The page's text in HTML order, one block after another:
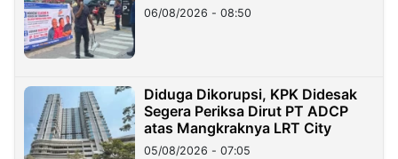
06/08/2026 - 08:50
Diduga Dikorupsi, KPK Didesak
Segera Periksa Dirut PT ADCP
atas Mangkraknya LRT City
05/08/2026 - 07:05